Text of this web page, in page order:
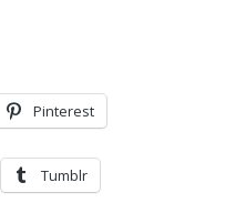
Pinterest
Tumblr